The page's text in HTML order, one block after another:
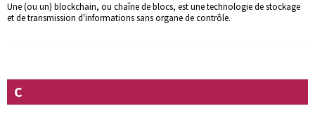
Une (ou un) blockchain, ou chaîne de blocs, est une technologie de stockage
et de transmission d'informations sans organe de contrôle.
C